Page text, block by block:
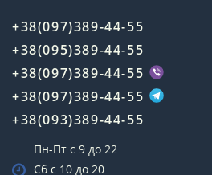
+38(097)389-44-55
+38(095)389-44-55
+38(097)389-44-55
+38(097)389-44-55
+38(093)389-44-55
Пн-Пт с 9 до 22
Сб с 10 до 20